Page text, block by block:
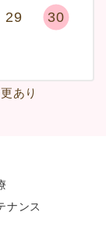
29
30
あり
ナンス